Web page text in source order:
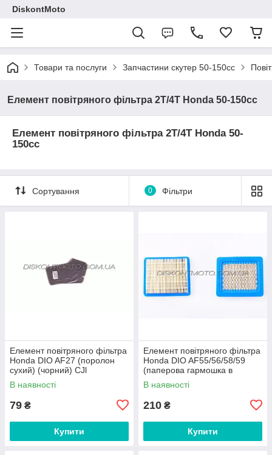
DiskontMoto
Товари та послуги Запчастини скутер 50-150cc
Елемент повітряного фільтра 2Т/4Т Honda 50-150cc
Елемент повітряного фільтра 2Т/4Т Honda 50-
150cc
Сортування 0 Фільтри
Елемент повітряного фільтра
Honda DIO AF27 (поролон
сухий) (чорний) CJl
В наявності
79 ₴
Купити
Елемент повітряного фільтра
Honda DIO AF55/56/58/59
(паперова гармошка в
пластику) KM
В наявності
210 ₴
Купити